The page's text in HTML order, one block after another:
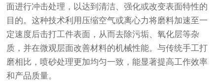
面进行冲击处理，以达到清洁、强化或改变表面特性的
目的。这种技术利用压缩空气或离心力将磨料加速至一
定速度后击打工件表面，从而去除污垢、氧化层等杂
质，并在微观层面改善材料的机械性能。与传统手工打
磨相比，喷砂处理更加均匀一致，能显著提高工作效率
和产品质量。